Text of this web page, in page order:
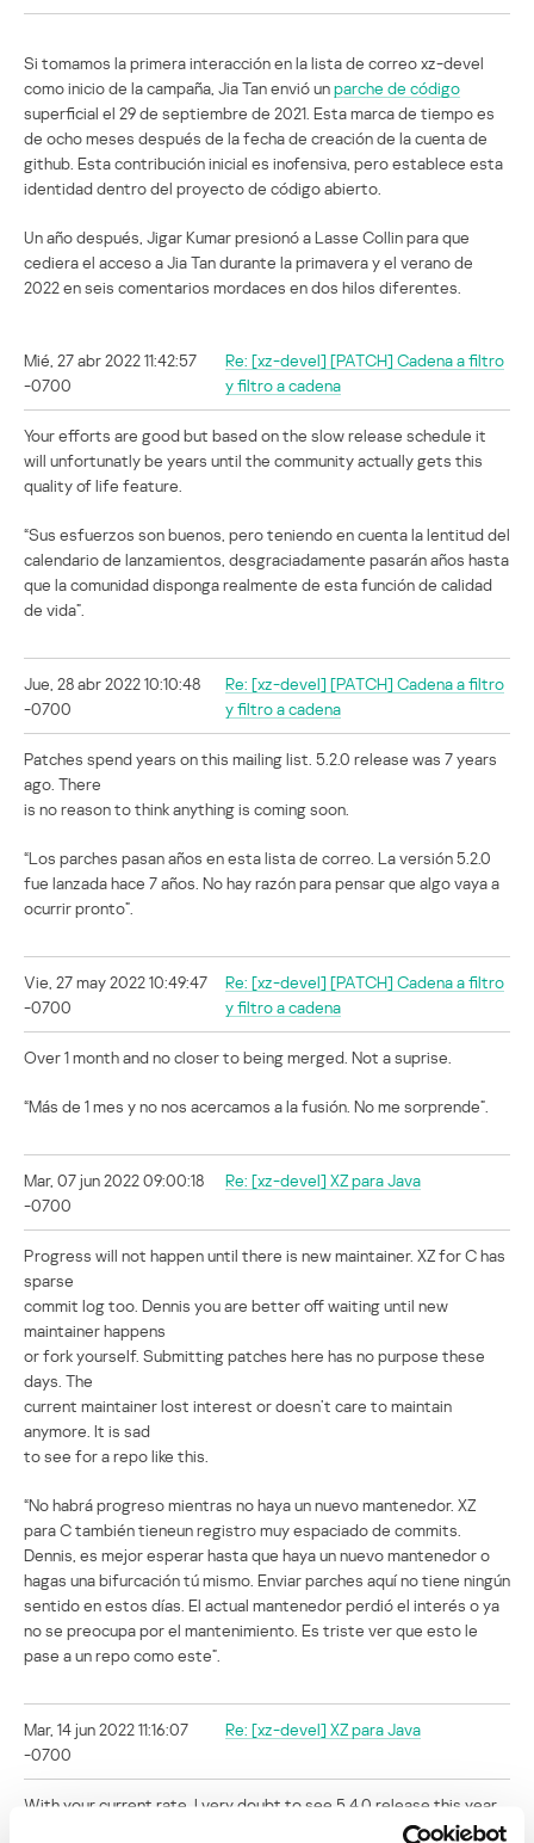
Si tomamos la primera interacción en la lista de correo xz-devel
como inicio de la campaña, Jia Tan envió unparche de código
superficial el 29 de septiembre de 2021. Esta marca de tiempo es
de ocho meses después de la fecha de creación de la cuenta de
github. Esta contribución inicial es inofensiva, pero establece esta
identidad dentro del proyecto de código abierto.
Un año después, Jigar Kumar presionó a Lasse Collin para que
cediera el acceso a Jia Tan durante la primavera y el verano de
2022 en seis comentarios mordaces en dos hilos diferentes.
Mié, 27 abr 2022 11:42:57
-0700
Re: [xz-devel] [PATCH] Cadena a filtro
y filtro a cadena
Your efforts are good but based on the slow release schedule it
will unfortunatly be years until the community actually gets this
quality of life feature.
“Sus esfuerzos son buenos, pero teniendo en cuenta la lentitud del
calendario de lanzamientos, desgraciadamente pasarán años hasta
que la comunidad disponga realmente de esta función de calidad
de vida”.
Jue, 28 abr 2022 10:10:48
-0700
Re: [xz-devel] [PATCH] Cadena a filtro
y filtro a cadena
Patches spend years on this mailing list. 5.2.0 release was 7 years
ago. There
is no reason to think anything is coming soon.
“Los parches pasan años en esta lista de correo. La versión 5.2.0
fue lanzada hace 7 años. No hay razón para pensar que algo vaya a
ocurrir pronto”.
Vie, 27 may 2022 10:49:47
-0700
Re: [xz-devel] [PATCH] Cadena a filtro
y filtro a cadena
Over 1 month and no closer to being merged. Not a suprise.
“Más de 1 mes y no nos acercamos a la fusión. No me sorprende”.
Mar, 07 jun 2022 09:00:18
-0700
Re: [xz-devel] XZ para Java
Progress will not happen until there is new maintainer. XZ for C has
sparse
commit log too. Dennis you are better off waiting until new
maintainer happens
or fork yourself. Submitting patches here has no purpose these
days. The
current maintainer lost interest or doesn’t care to maintain
anymore. It is sad
to see for a repo like this.
“No habrá progreso mientras no haya un nuevo mantenedor. XZ
para C también tieneun registro muy espaciado de commits.
Dennis, es mejor esperar hasta que haya un nuevo mantenedor o
hagas una bifurcación tú mismo. Enviar parches aquí no tiene ningún
sentido en estos días. El actual mantenedor perdió el interés o ya
no se preocupa por el mantenimiento. Es triste ver que esto le
pase a un repo como este”.
Mar, 14 jun 2022 11:16:07
-0700
Re: [xz-devel] XZ para Java
With your current rate, I very doubt to see 5.4.0 release this year.